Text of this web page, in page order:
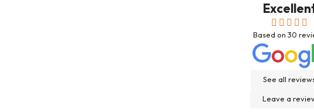
Based on 30
See all
Leave a
Josep
6
Compré
agua, llegó
de lo
servicio, y